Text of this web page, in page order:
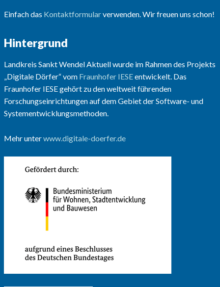
Einfach das Kontaktformularverwenden. Wir freuen uns schon!
Hintergrund
Landkreis Sankt Wendel Aktuell wurde im Rahmen des Projekts
„Digitale Dörfer“ vom Fraunhofer IESEentwickelt. Das
Fraunhofer IESE gehört zu den weltweit führenden
Forschungseinrichtungen auf dem Gebiet der Software- und
Systementwicklungsmethoden.
Mehr unterwww.digitale-doerfer.de